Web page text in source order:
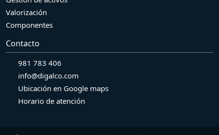
Valorización
Componentes
Contacto
981 783 406
info@digalco.com
Ubicación en Google maps
Horario de atención